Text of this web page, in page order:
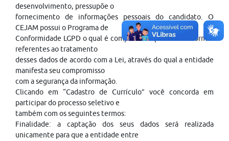
desenvolvimento, pressupõe o
fornecimento de informações pessoais do candidato. O
CEJAM possui o Programa de
Conformidade LGPD o qual é composto de políticas e normas
referentes ao tratamento
desses dados de acordo com a Lei, através do qual a entidade
manifesta seu compromisso
com a segurança da informação.
Clicando em “Cadastro de Currículo” você concorda em
participar do processo seletivo e
também com os seguintes termos:
Finalidade: a captação dos seus dados será realizada
unicamente para que a entidade entre